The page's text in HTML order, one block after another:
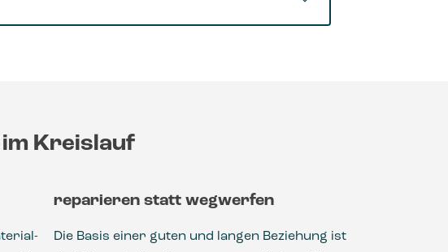
Kreislauf
reparieren statt wegwerfen
Die Basis einer guten und langen Beziehung ist